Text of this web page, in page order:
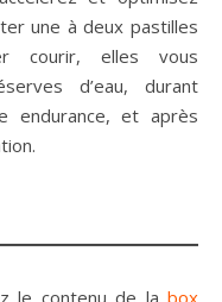
une à deux pastilles
courir, elles vous
d’eau, durant
endurance, et après
le contenu de la box